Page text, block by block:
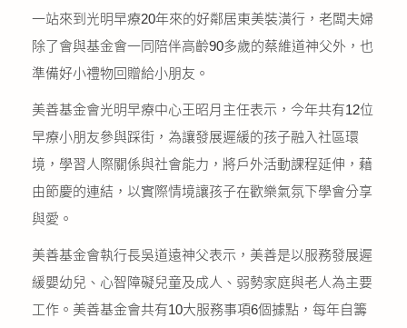
一站來到光明早療20年來的好鄰居東美裝潢行，老闆夫婦
除了會與基金會一同陪伴高齡90多歲的蔡維道神父外，也
準備好小禮物回贈給小朋友。
美善基金會光明早療中心王昭月主任表示，今年共有12位
早療小朋友參與踩街，為讓發展遲緩的孩子融入社區環
境，學習人際關係與社會能力，將戶外活動課程延伸，藉
由節慶的連結，以實際情境讓孩子在歡樂氣氛下學會分享
與愛。
美善基金會執行長吳道遠神父表示，美善是以服務發展遲
緩嬰幼兒、心智障礙兒童及成人、弱勢家庭與老人為主要
工作。美善基金會共有10大服務事項6個據點，每年自籌